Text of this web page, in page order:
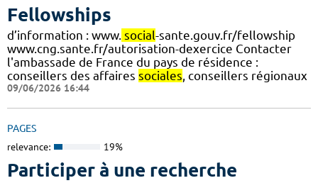
Fellowships
d’information : www. social-sante.gouv.fr/fellowship
www.cng.sante.fr/autorisation-dexercice Contacter
l'ambassade de France du pays de résidence :
conseillers des affaires sociales , conseillers régionaux
09/06/2026 16:44
PAGES
relevance: 19%
Participer à une recherche